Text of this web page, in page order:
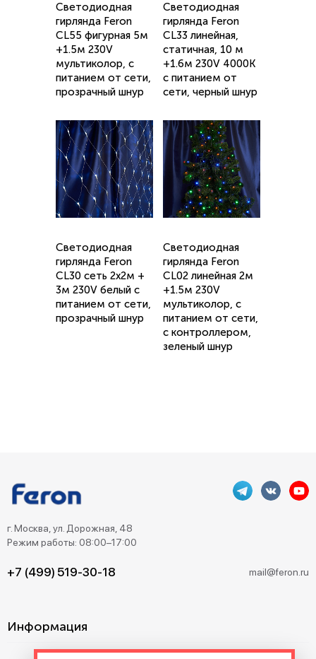
Светодиодная
гирлянда Feron
CL55 фигурная 5м
+1.5м 230V
мультиколор, c
питанием от сети,
прозрачный шнур
Светодиодная
гирлянда Feron
CL33 линейная,
статичная, 10 м
+1.6м 230V 4000K
c питанием от
сети, черный шнур
Светодиодная
гирлянда Feron
CL30 сеть 2х2м +
3м 230V белый c
питанием от сети,
прозрачный шнур
Светодиодная
гирлянда Feron
CL02 линейная 2м
+1.5м 230V
мультиколор, c
питанием от сети,
с контроллером,
зеленый шнур
г. Москва, ул. Дорожная, 48
Режим работы: 08:00–17:00
+7 (499) 519-30-18 mail@feron.ru
Информация